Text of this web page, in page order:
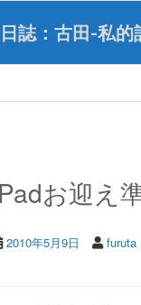
誌：古田-私的
お迎え
2010年5月9日 furuta